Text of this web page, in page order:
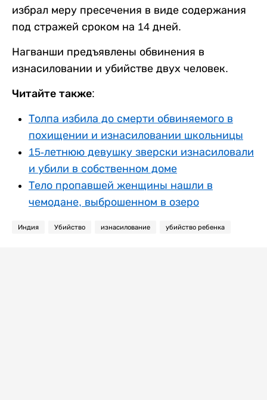
избрал меру пресечения в виде содержания
под стражей сроком на 14 дней.
Нагванши предъявлены обвинения в
изнасиловании и убийстве двух человек.
Читайте также:
Толпа избила до смерти обвиняемого в
похищении и изнасиловании школьницы
15-летнюю девушку зверски изнасиловали
и убили в собственном доме
Тело пропавшей женщины нашли в
чемодане, выброшенном в озеро
Индия Убийство изнасилование убийство ребенка